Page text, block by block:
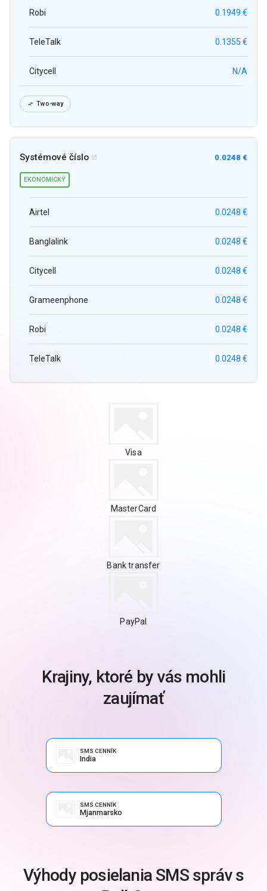
Robi 0.1949 €
TeleTalk 0.1355 €
Citycell N/A
 Two-way
Systémové číslo  0.0248 €
EKONOMICKÝ
Airtel 0.0248 €
Banglalink 0.0248 €
Citycell 0.0248 €
Grameenphone 0.0248 €
Robi 0.0248 €
TeleTalk 0.0248 €
Visa
MasterCard
Bank transfer
PayPal
Krajiny, ktoré by vás mohli
zaujímať
SMS CENNÍK
India
SMS CENNÍK
Mjanmarsko
Výhody posielania SMS správ s